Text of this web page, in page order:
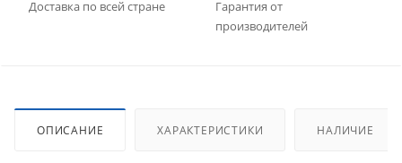
Доставка по всей стране
Гарантия от
производителей
ОПИСАНИЕ ХАРАКТЕРИСТИКИ НАЛИЧИЕ